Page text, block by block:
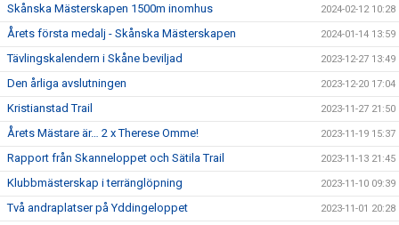
Skånska Mästerskapen 1500m inomhus 2024-02-12 10:28
Årets första medalj - Skånska Mästerskapen 2024-01-14 13:59
Tävlingskalendern i Skåne beviljad 2023-12-27 13:49
Den årliga avslutningen 2023-12-20 17:04
Kristianstad Trail 2023-11-27 21:50
Årets Mästare är… 2 x Therese Omme! 2023-11-19 15:37
Rapport från Skanneloppet och Sätila Trail 2023-11-13 21:45
Klubbmästerskap i terränglöpning 2023-11-10 09:39
Två andraplatser på Yddingeloppet 2023-11-01 20:28